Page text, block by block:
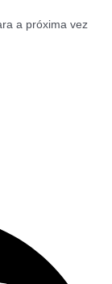
a próxima vez